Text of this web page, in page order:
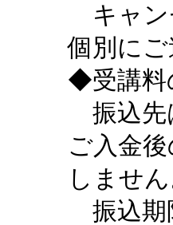
キャン
個別に
◆受講料
振込先
ご入金
しません
振込期